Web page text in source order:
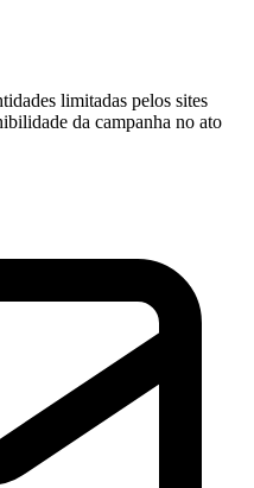
limitadas pelos sites
da campanha no ato